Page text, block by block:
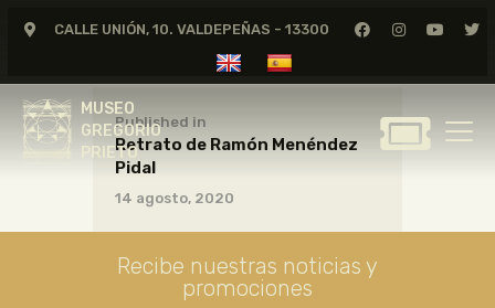
CALLE UNIÓN, 10. VALDEPEÑAS - 13300
MUSEO
GREGORIO
PRIETO
MUSEO
GREGORIO
GREGORIO PRIETO
CERTAMEN DE DIBUJO
Published in
Retrato de Ramón Menéndez
Pidal
14 agosto, 2020
Recibe nuestras noticias y
promociones